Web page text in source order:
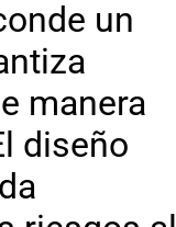
un
manera
diseño